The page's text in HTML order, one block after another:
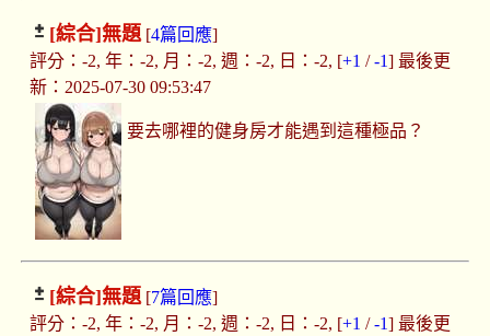
[綜合]無題[4篇回應]
評分：-2, 年：-2, 月：-2, 週：-2, 日：-2, [+1 /-1] 最後更
新：2025-07-30 09:53:47
要去哪裡的健身房才能遇到這種極品？
[綜合]無題[7篇回應]
評分：-2, 年：-2, 月：-2, 週：-2, 日：-2, [+1 /-1] 最後更